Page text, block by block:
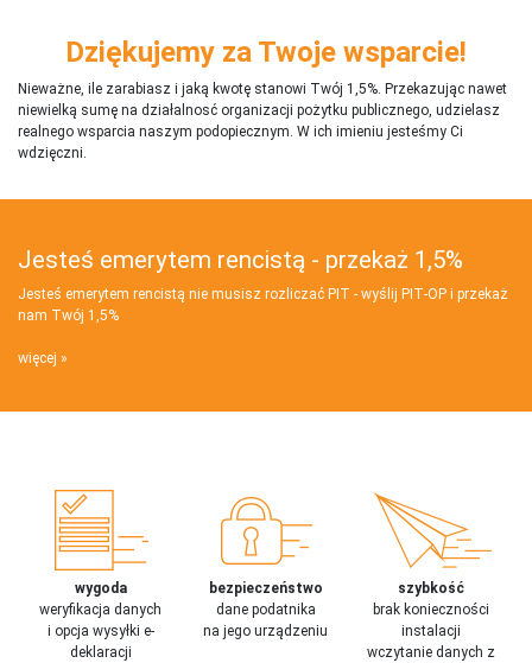
Dziękujemy za Twoje wsparcie!
Nieważne, ile zarabiasz i jaką kwotę stanowi Twój 1,5%. Przekazując nawet
niewielką sumę na działalnosć organizacji pożytku publicznego, udzielasz
realnego wsparcia naszym podopiecznym. W ich imieniu jesteśmy Ci
wdzięczni.
Jesteś emerytem rencistą - przekaż 1,5%
Jesteś emerytem rencistą nie musisz rozliczać PIT - wyślij PIT‑OP i przekaż
nam Twój 1,5%
więcej
wygoda
weryfikacja danych
i opcja wysyłki e-
deklaracji
bezpieczeństwo
dane podatnika
na jego urządzeniu
szybkość
brak konieczności
instalacji
wczytanie danych z